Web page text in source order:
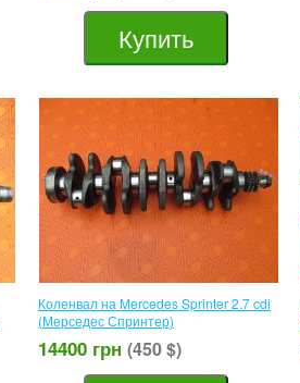
Купить
Коленвал на Mercedes Sprinter 2.7 cdі
(Мерседес Спринтер)
14400 грн (450 $)